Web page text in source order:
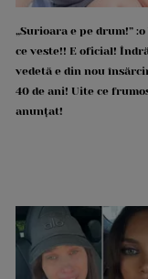
„Surioara e pe drum!” :o
ce veste!! E oficial!
vedetă e din nou
40 de ani! Uite ce
anunțat!